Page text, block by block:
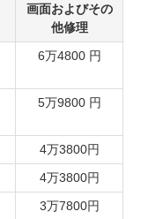
画面およびその
他修理
6万4800 円
5万9800 円
4万3800円
4万3800円
3万7800円